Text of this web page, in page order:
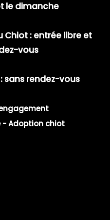
le dimanche
Chiot : entrée libre et
vous
sans rendez-vous
- Adoption chiot